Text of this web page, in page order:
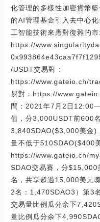
化管理的多樣性加密貨幣
的AI管理基金引入去中心
工智能技術來應對復雜的
https://
/USDT交易對：
https://www.gateio.ch/
易對：https://
間：2021年7月2日
值，分3,000USDT前600
3,840SDAO($3,000美金)
量不低于510SDAO($400
https://www.gateio.ch/
SDAO交易賽，分$15,000
名，共享超過15,000美元
2名：1,470SDAO3）第3
交易量比例瓜分余下
量比例瓜分余下